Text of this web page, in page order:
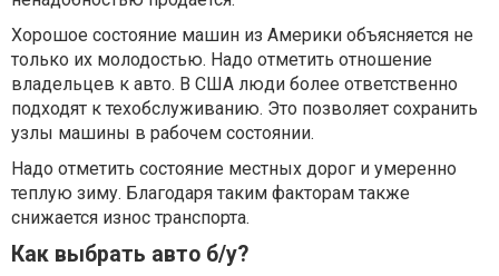
Хорошое состояние машин из Америки объясняется не
только их молодостью. Надо отметить отношение
владельцев к авто. В США люди более ответственно
подходят к техобслуживанию. Это позволяет сохранить
узлы машины в рабочем состоянии.
Надо отметить состояние местных дорог и умеренно
теплую зиму. Благодаря таким факторам также
снижается износ транспорта.
Как выбрать авто б/у?